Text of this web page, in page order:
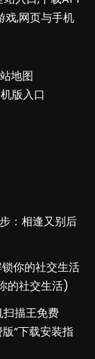
戏,网页与手机
地图
版入口
：相逢又别后
你的社交生活
的社交生活)
描王免费
”下载安装指